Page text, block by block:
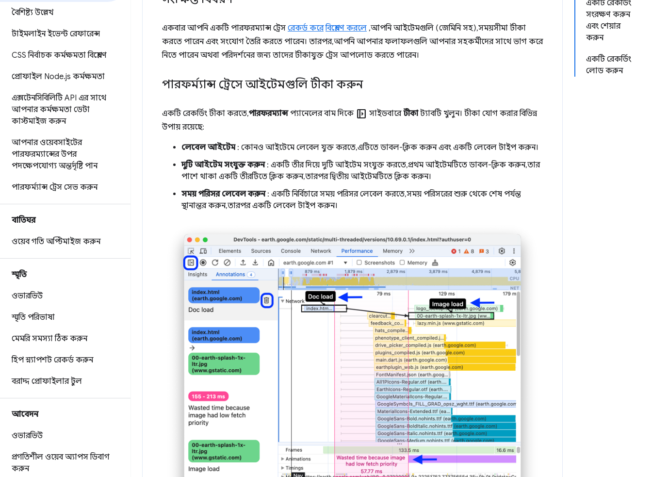
বৈশিষ্ট্য উল্লেখ
টাইমলাইন ইভেন্ট রেফারেন্স
CSS নির্বাচক কর্মক্ষমতা বিশ্লেষণ
প্রোফাইল Node.js কর্মক্ষমতা
এক্সটেনসিবিলিটি API এর সাথে
আপনার কর্মক্ষমতা ডেটা
কাস্টমাইজ করুন
আপনার ওয়েবসাইটের
পারফরম্যান্সের উপর
পদক্ষেপযোগ্য অন্তর্দৃষ্টি পান
পারফর্ম্যান্স ট্রেস সেভ করুন
বাতিঘর
ওয়েব গতি অপ্টিমাইজ করুন
স্মৃতি
ওভারভিউ
স্মৃতি পরিভাষা
মেমরি সমস্যা ঠিক করুন
হিপ স্ন্যাপশট রেকর্ড করুন
বরাদ্দ প্রোফাইলার টুল
আবেদন
ওভারভিউ
প্রগতিশীল ওয়েব অ্যাপস ডিবাগ
করুন
একটি রেকর্ডিং
সংরক্ষণ করুন
এবং শেয়ার
করুন
একটি রেকর্ডিং
লোড করুন
একবার আপনি একটি পারফরম্যান্স ট্রেস রেকর্ড করে বিশ্লেষণ করলে , আপনি আইটেমগুলি (জেমিনি সহ), সময়সীমা টীকা
করতে পারেন এবং সংযোগ তৈরি করতে পারেন। তারপর, আপনি আপনার ফলাফলগুলি আপনার সহকর্মীদের সাথে ভাগ করে
নিতে পারেন অথবা পরিদর্শনের জন্য তাদের টীকাযুক্ত ট্রেস আপলোড করতে পারেন।
পারফর্ম্যান্স ট্রেসে আইটেমগুলি টীকা করুন
একটি রেকর্ডিং টীকা করতে,পারফরম্যান্সপ্যানেলের বাম দিকে left_panel_open সাইডবারেটীকাট্যাবটি খুলুন। টীকা যোগ করার বিভিন্ন
উপায় রয়েছে:
লেবেল আইটেম: কোনও আইটেমে লেবেল যুক্ত করতে, এটিতে ডাবল-ক্লিক করুন এবং একটি লেবেল টাইপ করুন।
দুটি আইটেম সংযুক্ত করুন: একটি তীর দিয়ে দুটি আইটেম সংযুক্ত করতে, প্রথম আইটেমটিতে ডাবল-ক্লিক করুন, তার
পাশে থাকা একটি তীরটিতে ক্লিক করুন, তারপর দ্বিতীয় আইটেমটিতে ক্লিক করুন।
সময় পরিসর লেবেল করুন: একটি নির্বিচারে সময় পরিসর লেবেল করতে, সময় পরিসরের শুরু থেকে শেষ পর্যন্ত
স্থানান্তর করুন, তারপর একটি লেবেল টাইপ করুন।